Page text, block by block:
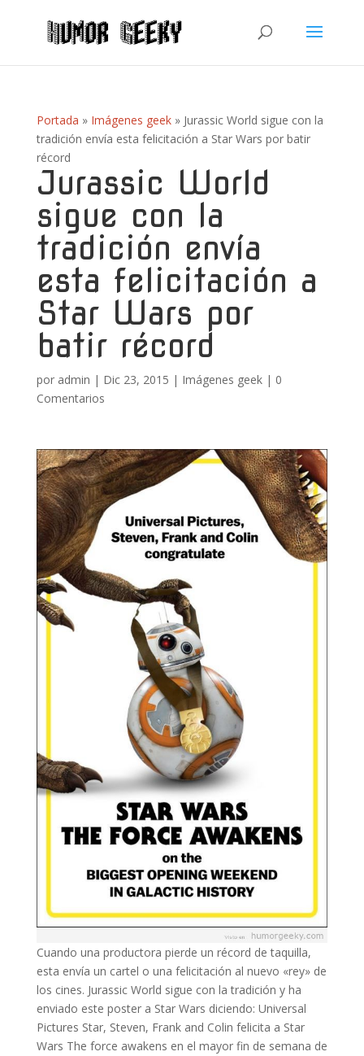
Portada » Imágenes geek» Jurassic World sigue con la
tradición envía esta felicitación a Star Wars por batir
récord
Jurassic World
sigue con la
tradición envía
esta felicitación a
Star Wars por
batir récord
por admin | Dic 23, 2015 | Imágenes geek| 0
Comentarios
Cuando una productora pierde un récord de taquilla,
esta envía un cartel o una felicitación al nuevo «rey» de
los cines. Jurassic World sigue con la tradición y ha
enviado este poster a Star Wars diciendo: Universal
Pictures Star, Steven, Frank and Colin felicita a Star
Wars The force awakens en el mayor fin de semana de